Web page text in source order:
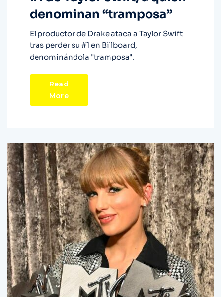
denominan “tramposa”
El productor de Drake ataca a Taylor Swift
tras perder su #1 en Billboard,
denominándola "tramposa".
Read
More